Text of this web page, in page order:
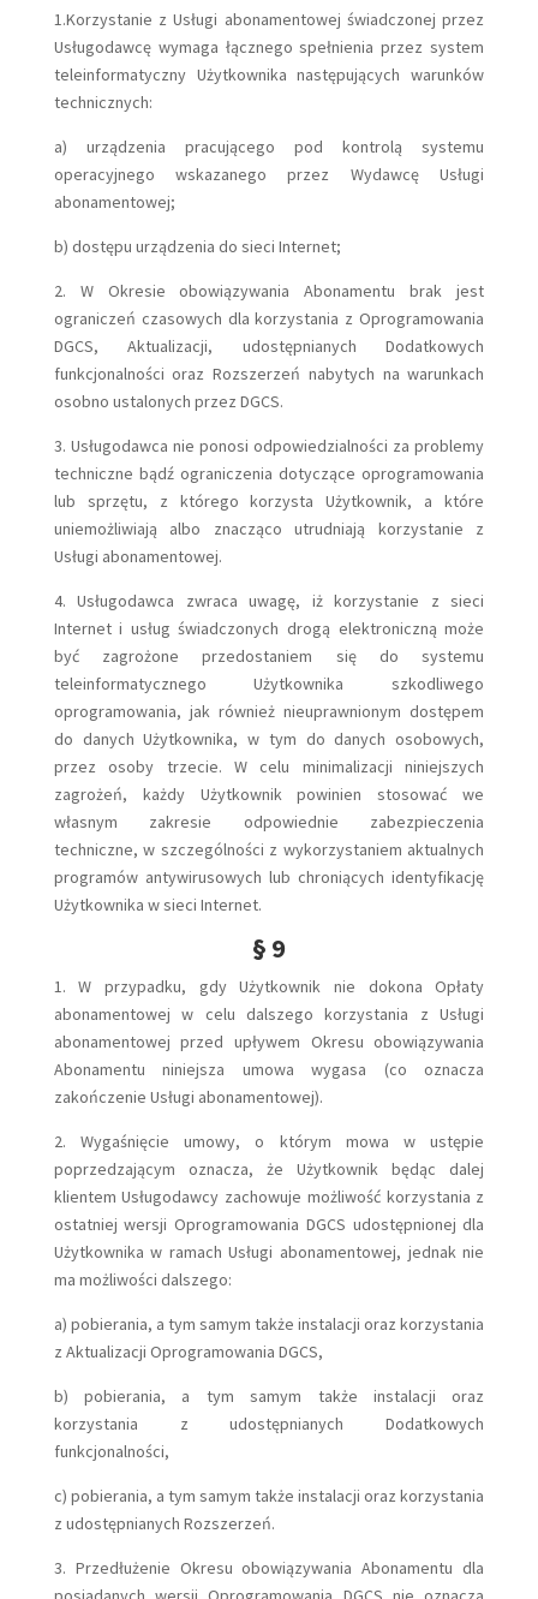
1.Korzystanie z Usługi abonamentowej świadczonej przez
Usługodawcę wymaga łącznego spełnienia przez system
teleinformatyczny Użytkownika następujących warunków
technicznych:
a) urządzenia pracującego pod kontrolą systemu
operacyjnego wskazanego przez Wydawcę Usługi
abonamentowej;
b) dostępu urządzenia do sieci Internet;
2. W Okresie obowiązywania Abonamentu brak jest
ograniczeń czasowych dla korzystania z Oprogramowania
DGCS, Aktualizacji, udostępnianych Dodatkowych
funkcjonalności oraz Rozszerzeń nabytych na warunkach
osobno ustalonych przez DGCS.
3. Usługodawca nie ponosi odpowiedzialności za problemy
techniczne bądź ograniczenia dotyczące oprogramowania
lub sprzętu, z którego korzysta Użytkownik, a które
uniemożliwiają albo znacząco utrudniają korzystanie z
Usługi abonamentowej.
4. Usługodawca zwraca uwagę, iż korzystanie z sieci
Internet i usług świadczonych drogą elektroniczną może
być zagrożone przedostaniem się do systemu
teleinformatycznego Użytkownika szkodliwego
oprogramowania, jak również nieuprawnionym dostępem
do danych Użytkownika, w tym do danych osobowych,
przez osoby trzecie. W celu minimalizacji niniejszych
zagrożeń, każdy Użytkownik powinien stosować we
własnym zakresie odpowiednie zabezpieczenia
techniczne, w szczególności z wykorzystaniem aktualnych
programów antywirusowych lub chroniących identyfikację
Użytkownika w sieci Internet.
§ 9
1. W przypadku, gdy Użytkownik nie dokona Opłaty
abonamentowej w celu dalszego korzystania z Usługi
abonamentowej przed upływem Okresu obowiązywania
Abonamentu niniejsza umowa wygasa (co oznacza
zakończenie Usługi abonamentowej).
2. Wygaśnięcie umowy, o którym mowa w ustępie
poprzedzającym oznacza, że Użytkownik będąc dalej
klientem Usługodawcy zachowuje możliwość korzystania z
ostatniej wersji Oprogramowania DGCS udostępnionej dla
Użytkownika w ramach Usługi abonamentowej, jednak nie
ma możliwości dalszego:
a) pobierania, a tym samym także instalacji oraz korzystania
z Aktualizacji Oprogramowania DGCS,
b) pobierania, a tym samym także instalacji oraz
korzystania z udostępnianych Dodatkowych
funkcjonalności,
c) pobierania, a tym samym także instalacji oraz korzystania
z udostępnianych Rozszerzeń.
3. Przedłużenie Okresu obowiązywania Abonamentu dla